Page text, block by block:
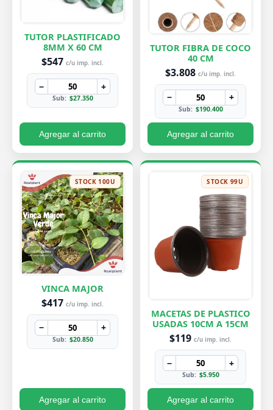
TUTOR PLASTIFICADO
8MM X 60 CM
$547 c/u imp. incl.
− +
Sub: $27.350
Agregar al carrito
TUTOR FIBRA DE COCO
40 CM
$3.808 c/u imp. incl.
− +
Sub: $190.400
Agregar al carrito
STOCK 100U
VINCA MAJOR
$417 c/u imp. incl.
− +
Sub: $20.850
Agregar al carrito
STOCK 99U
MACETAS DE PLASTICO
USADAS 10CM A 15CM
$119 c/u imp. incl.
− +
Sub: $5.950
Agregar al carrito